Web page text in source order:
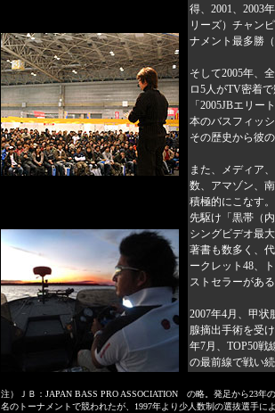
得、2001、2003
リーズ）チャン
ナメント最多勝
そして2005年、
ロ5人がTV密着
「2005JBエリー
本のバスフィッ
その歴史から彼
また、メディア
数、アマゾン、
積極的にこなす
先駆け「黒帯（
シングビデオ最
著書も数多く、
ークレット48、
ストセラーがあ
2007年4月、甲
腺摘出手術を受
年7月、TOP50戦
の最前線で戦い
注）ＪＢ：JAPAN BASS PRO ASSOCIATION の略。発足から23年
名のトーナメントで競われたが、1997年より少人数制の選抜選手